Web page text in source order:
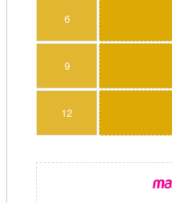
6
9
12